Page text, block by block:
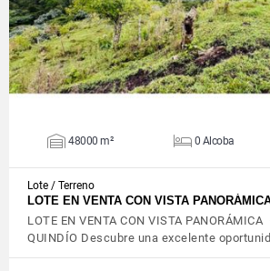
48000 m² 0 Alcoba
Lote / Terreno
LOTE EN VENTA CON VISTA
LOTE EN VENTA CON VISTA
QUINDÍO Descubre una excelente